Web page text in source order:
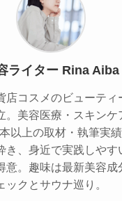
ライター Rina Aiba
店コスメのビューティ
。美容医療・スキンケ
以上の取材・執筆実
き、⾝近で実践しやす
意。趣味は最新美容成
ックとサウナ巡り。